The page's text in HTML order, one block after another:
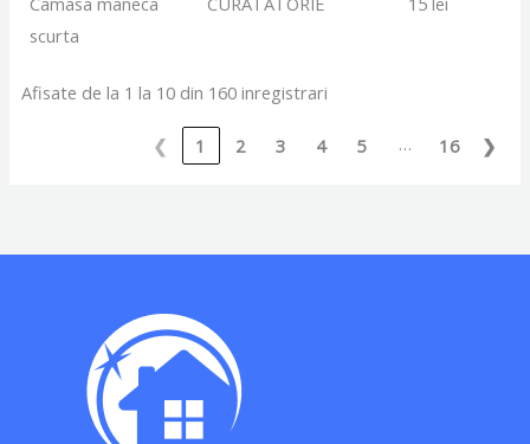
scurta
Afisate de la 1 la 10 din 160 inregistrari
❮ 1 2 3 4 5 … 16 ❯